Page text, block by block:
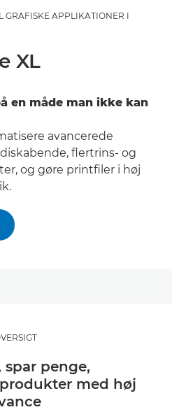
GRAFISKE APPLIKATIONER I
XL
en måde man ikke kan
avancerede
flertrins- og
og gøre printfiler i høj
spar penge,
med høj